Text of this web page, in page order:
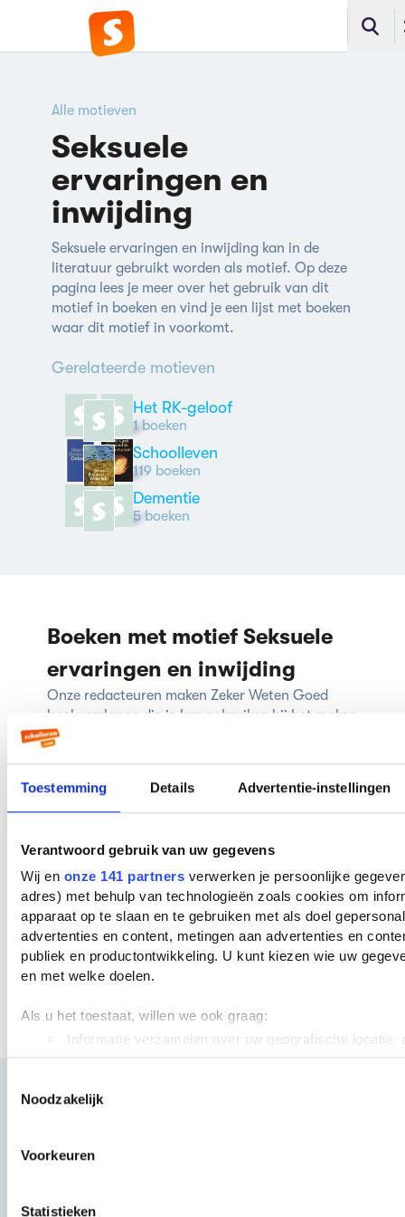
Toestemming Details Advertentie-instellingen
Verantwoord gebruik van uw gegevens
Wij en onze 141 partners verwerken je persoonlijke
adres) met behulp van technologieën zoals cookies om
apparaat op te slaan en te gebruiken met als doel
advertenties en content, metingen aan advertenties en
publiek en productontwikkeling. U kunt kiezen wie uw
en met welke doelen.
Als u het toestaat, willen we ook graag:
Informatie verzamelen over uw geografische locatie,
eigenschappen (fingerprinting)
moment wijzigen of intrekken in de Cookieverklaring.
Noodzakelijk
Voorkeuren
Statistieken
Alle motieven
Seksuele
ervaringen en
inwijding
Seksuele ervaringen en inwijding kan in de
literatuur gebruikt worden als motief. Op deze
pagina lees je meer over het gebruik van dit
motief in boeken en vind je een lijst met boeken
waar dit motief in voorkomt.
Gerelateerde motieven
Het RK-geloof
1 boeken
Schoolleven
119 boeken
Dementie
5 boeken
Boeken met motief Seksuele
ervaringen en inwijding
Onze redacteuren maken Zeker Weten Goed
boekverslagen die je kan gebruiken bij het maken
van jouw boekverslag. Dit zijn boeken waarin zij
Bart Chabot
Geschreven door Cees
In dit coming af age motief heeft Bart
seksuele ervaringen . Spannende momenten
(de tieten van Tante Wies), ongewenste
buurjongen) en de eerste seksuele
genoegens (de eerste zoen, de eerste keer